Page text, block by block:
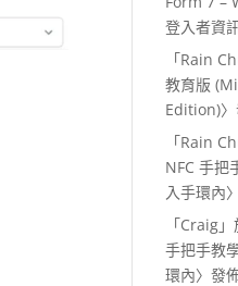
登入者資
「Rain
教育版
Edition)
「Rain
NFC 手把
入手環內
「Craig
手把手教
環內〉發